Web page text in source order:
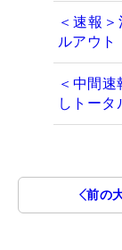
＜速報
ルアウト
＜中間
しトータ
前の